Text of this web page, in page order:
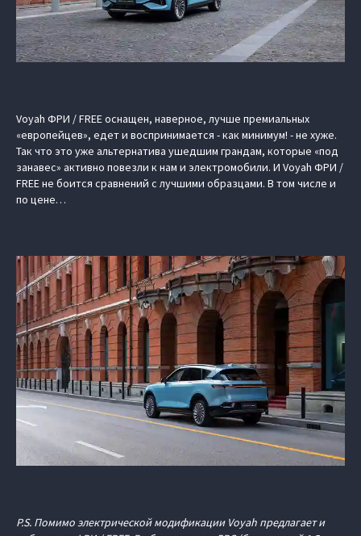
Voyah ФРИ / FREE оснащен, наверное, лучше премиальных
«европейцев», едет и воспринимается - как минимум! - не хуже.
Так что это уже альтернатива ушедшим грандам, которые «под
занавес» активно повезли к нам и электромобили. И Voyah ФРИ /
FREE не боится сравнений с лучшими образцами. В том числе и
по цене…
P.S. Помимо электрической модификации Voyah предлагает и